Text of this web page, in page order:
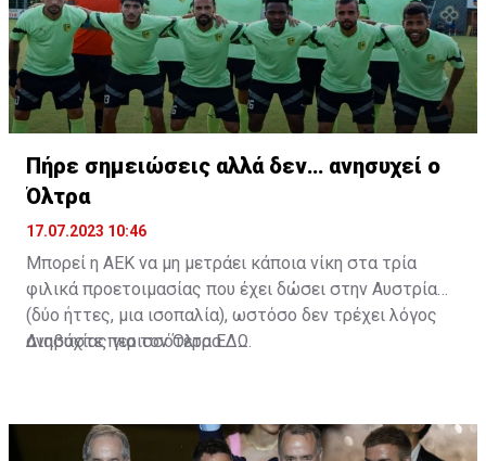
Πήρε σημειώσεις αλλά δεν… ανησυχεί ο
Όλτρα
17.07.2023 10:46
Μπορεί η ΑΕΚ να μη μετράει κάποια νίκη στα τρία
φιλικά προετοιμασίας που έχει δώσει στην Αυστρία
(δύο ήττες, μια ισοπαλία), ωστόσο δεν τρέχει λόγος
ανησυχίας για τον Όλτρα.
Διαβάστε περισσότεραΕΔΩ.